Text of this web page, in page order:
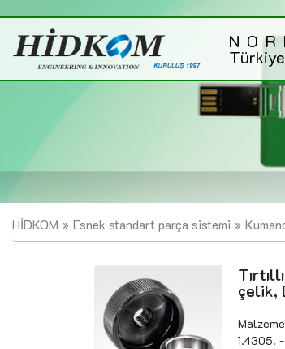
HİDKOM Esnek standart parça sistemi
çelik,
1.4305.